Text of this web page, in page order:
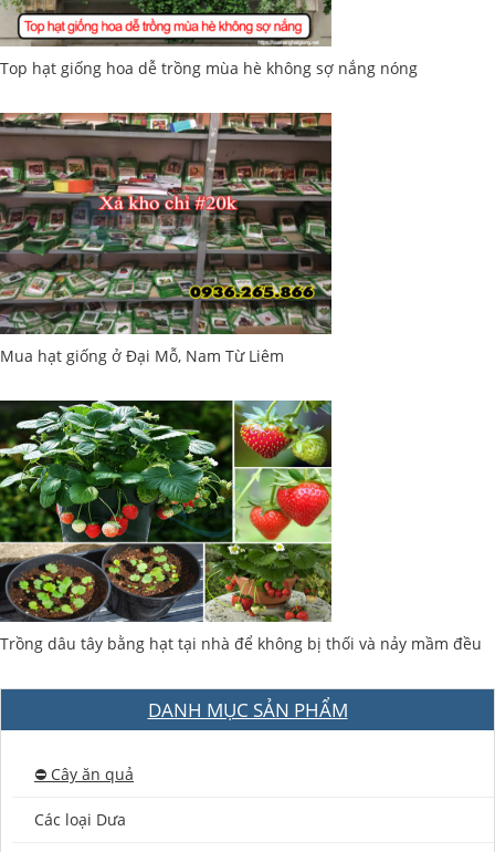
Top hạt giống hoa dễ trồng mùa hè không sợ nắng nóng
Mua hạt giống ở Đại Mỗ, Nam Từ Liêm
Trồng dâu tây bằng hạt tại nhà để không bị thối và nảy mầm đều
DANH MỤC SẢN PHẨM
⛔️ Cây ăn quả
Các loại Dưa